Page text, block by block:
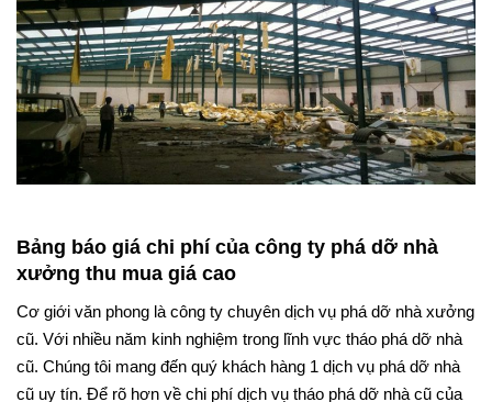
Bảng báo giá chi phí của công ty phá dỡ nhà
xưởng thu mua giá cao
Cơ giới văn phong là công ty chuyên dịch vụ phá dỡ nhà xưởng
cũ. Với nhiều năm kinh nghiệm trong lĩnh vực tháo phá dỡ nhà
cũ. Chúng tôi mang đến quý khách hàng 1 dịch vụ phá dỡ nhà